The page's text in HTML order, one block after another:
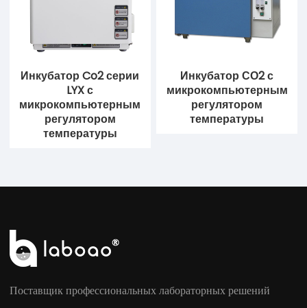
Инкубатор Co2 серии
LYX с
микрокомпьютерным
регулятором
температуры
Инкубатор СО2 с
микрокомпьютерным
регулятором
температуры
Поставщик профессиональных лабораторных решений